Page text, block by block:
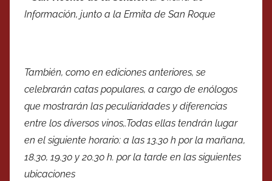
Información, junto a la Ermita de San Roque
También, como en ediciones anteriores, se
celebrarán catas populares, a cargo de enólogos
que mostrarán las peculiaridades y diferencias
entre los diversos vinos,.Todas ellas tendrán lugar
en el siguiente horario: a las 13.30 h por la mañana,
18.30, 19.30 y 20.30 h. por la tarde en las siguientes
ubicaciones